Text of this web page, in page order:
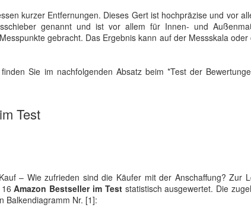
kurzer Entfernungen. Dieses Gert ist hochpräzise und vor
genannt und ist vor allem für Innen- und
gebracht. Das Ergebnis kann auf der Messskala oder
Sie im nachfolgenden Absatz beim *Test der
Test
– Wie zufrieden sind die Käufer mit der Anschaffung? Zur
16Amazon Bestseller im Teststatistisch ausgewertet. Die
Balkendiagramm Nr. [1]: